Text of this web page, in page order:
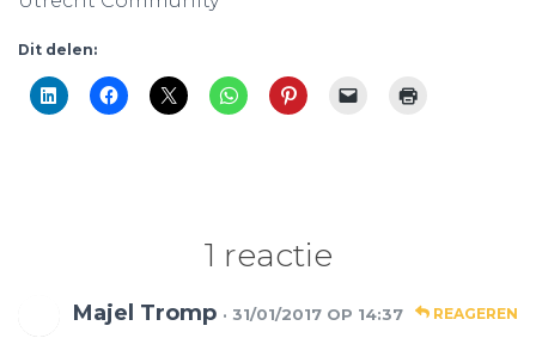
Dit delen:
1 reactie
Majel Tromp · 31/01/2017 OP 14:37 REAGEREN